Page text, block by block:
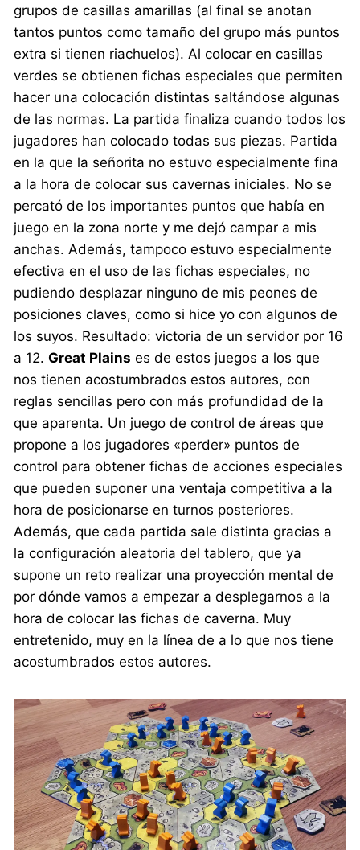
grupos de casillas amarillas (al final se anotan
tantos puntos como tamaño del grupo más puntos
extra si tienen riachuelos). Al colocar en casillas
verdes se obtienen fichas especiales que permiten
hacer una colocación distintas saltándose algunas
de las normas. La partida finaliza cuando todos los
jugadores han colocado todas sus piezas. Partida
en la que la señorita no estuvo especialmente fina
a la hora de colocar sus cavernas iniciales. No se
percató de los importantes puntos que había en
juego en la zona norte y me dejó campar a mis
anchas. Además, tampoco estuvo especialmente
efectiva en el uso de las fichas especiales, no
pudiendo desplazar ninguno de mis peones de
posiciones claves, como si hice yo con algunos de
los suyos. Resultado: victoria de un servidor por 16
a 12.Great Plains es de estos juegos a los que
nos tienen acostumbrados estos autores, con
reglas sencillas pero con más profundidad de la
que aparenta. Un juego de control de áreas que
propone a los jugadores «perder» puntos de
control para obtener fichas de acciones especiales
que pueden suponer una ventaja competitiva a la
hora de posicionarse en turnos posteriores.
Además, que cada partida sale distinta gracias a
la configuración aleatoria del tablero, que ya
supone un reto realizar una proyección mental de
por dónde vamos a empezar a desplegarnos a la
hora de colocar las fichas de caverna. Muy
entretenido, muy en la línea de a lo que nos tiene
acostumbrados estos autores.